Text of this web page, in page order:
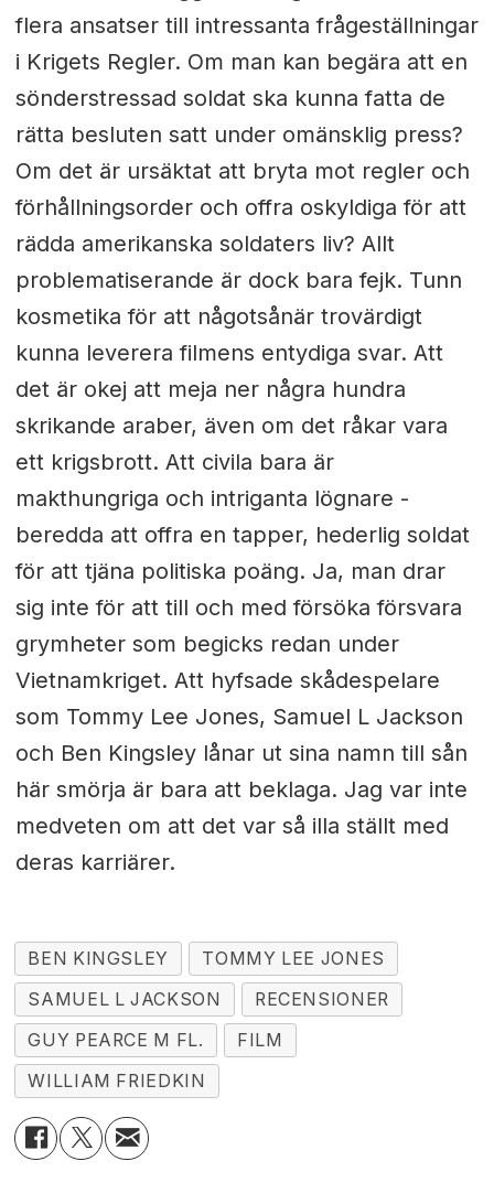
flera ansatser till intressanta frågeställningar
i Krigets Regler. Om man kan begära att en
sönderstressad soldat ska kunna fatta de
rätta besluten satt under omänsklig press?
Om det är ursäktat att bryta mot regler och
förhållningsorder och offra oskyldiga för att
rädda amerikanska soldaters liv? Allt
problematiserande är dock bara fejk. Tunn
kosmetika för att någotsånär trovärdigt
kunna leverera filmens entydiga svar. Att
det är okej att meja ner några hundra
skrikande araber, även om det råkar vara
ett krigsbrott. Att civila bara är
makthungriga och intriganta lögnare -
beredda att offra en tapper, hederlig soldat
för att tjäna politiska poäng. Ja, man drar
sig inte för att till och med försöka försvara
grymheter som begicks redan under
Vietnamkriget. Att hyfsade skådespelare
som Tommy Lee Jones, Samuel L Jackson
och Ben Kingsley lånar ut sina namn till sån
här smörja är bara att beklaga. Jag var inte
medveten om att det var så illa ställt med
deras karriärer.
BEN KINGSLEY
TOMMY LEE JONES
SAMUEL L JACKSON
RECENSIONER
GUY PEARCE M FL.
FILM
WILLIAM FRIEDKIN